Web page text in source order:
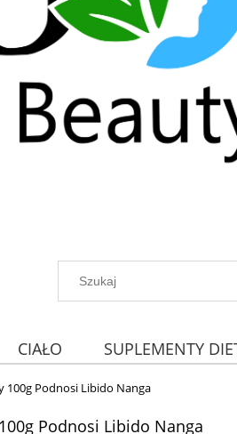
CIAŁO SUPLEMENTY
100g Podnosi Libido Nanga
Podnosi Libido Nanga